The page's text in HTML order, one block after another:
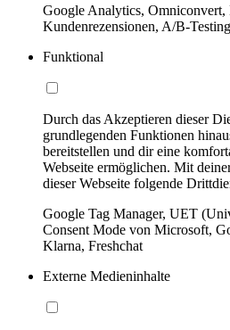
Google Analytics,
Kundenrezensionen, A/B-Testing
Funktional
Durch das Akzeptieren dieser
grundlegenden Funktionen
bereitstellen und dir eine
Webseite ermöglichen. Mit
dieser Webseite folgende
Google Tag Manager, UET
Consent Mode von Microsoft,
Klarna, Freshchat
Externe Medieninhalte